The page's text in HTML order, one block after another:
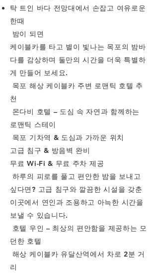
탁 트인 바다 전망대에서 손잡고 여유로운
한때
밤이 되면
케이블카를 타고 별이 빛나는 목포의 밤바
다를 감상하며 둘만의 시간을 더욱 특별하
게 만들어 보세요.
목포 해상 케이블카 주변 로맨틱 호텔 추
천
몬다비 호텔 – 도심 속 자연과 함께하는
로맨틱 스테이
목포 기차역 & 도심과 가까운 위치
고급 침구 & 방음벽 완비
무료 Wi-Fi & 무료 주차 제공
하루의 피로를 풀고 편안한 밤을 보내고
싶다면? 고급 침구와 깔끔한 시설을 갖춘
이곳에서 연인과 조용하고 아늑한 시간을
보낼 수 있습니다.
호텔 우인 – 최상의 편안함을 제공하는 모
던한 호텔
해상 케이블카 유달산역에서 차로 2분 거
리